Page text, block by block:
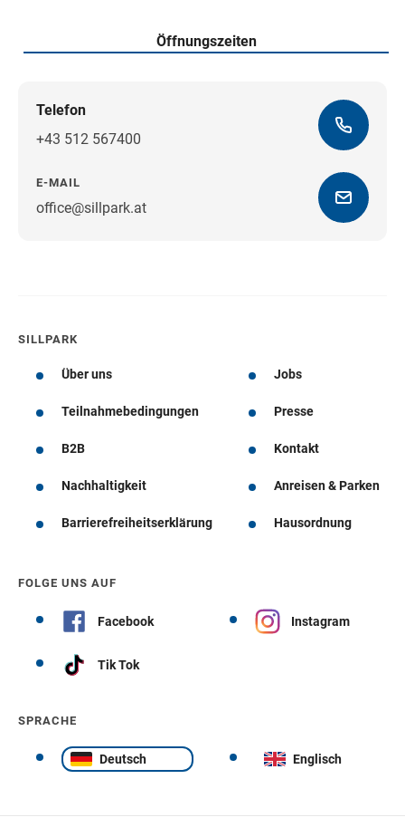
Öffnungszeiten
Telefon
+43 512 567400
E-MAIL
office@sillpark.at
SILLPARK
Über uns Jobs
Teilnahmebedingungen Presse
B2B Kontakt
Nachhaltigkeit Anreisen & Parken
Barrierefreiheitserklärung Hausordnung
FOLGE UNS AUF
Facebook Instagram
Tik Tok
SPRACHE
Deutsch Englisch